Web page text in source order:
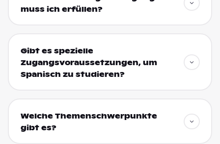
muss ich erfüllen?
Gibt es spezielle
Zugangsvoraussetzungen, um
Spanisch zu studieren?
Welche Themenschwerpunkte
gibt es?